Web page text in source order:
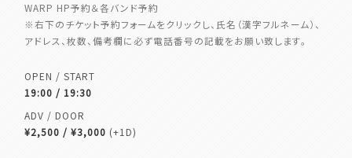
WARP HP予約＆各バンド予約
※右下のチケット予約フォームをクリックし、氏名（漢字フルネーム）、
アドレス、枚数、備考欄に必ず電話番号の記載をお願い致します。
OPEN / START
19:00 / 19:30
ADV / DOOR
¥2,500 / ¥3,000 (+1D)